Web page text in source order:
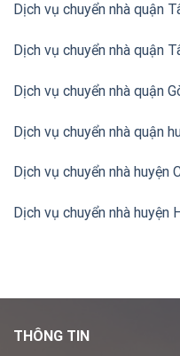
Dịch vụ chuyển nhà quận
Dịch vụ chuyển nhà quận
Dịch vụ chuyển nhà quận
Dịch vụ chuyển nhà quận
Dịch vụ chuyển nhà huyện
Dịch vụ chuyển nhà huyện
THÔNG TIN